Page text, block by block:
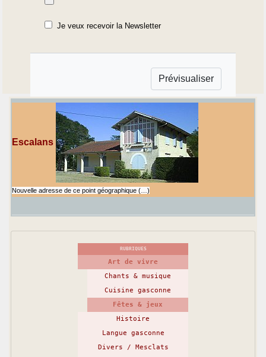
Je veux recevoir la Newsletter
Escalans
Nouvelle adresse de ce point géographique (…)
RUBRIQUES
Art de vivre
Chants & musique
Cuisine gasconne
Fêtes & jeux
Histoire
Langue gasconne
Divers / Mesclats